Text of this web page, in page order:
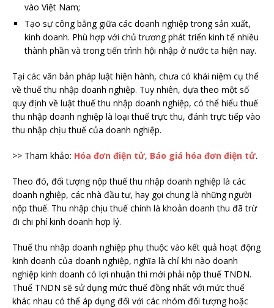
vào Việt Nam;
Tạo sự công bằng giữa các doanh nghiệp trong sản xuất,
kinh doanh. Phù hợp với chủ trương phát triển kinh tế nhiều
thành phần và trong tiến trình hội nhập ở nước ta hiện nay.
Tại các văn bản pháp luật hiện hành, chưa có khái niệm cụ thể
về thuế thu nhập doanh nghiệp. Tuy nhiên, dựa theo một số
quy định về luật thuế thu nhập doanh nghiệp, có thể hiểu thuế
thu nhập doanh nghiệp là loại thuế trực thu, đánh trực tiếp vào
thu nhập chịu thuế của doanh nghiệp.
>> Tham khảo: Hóa đơn điện tử, Báo giá hóa đơn điện tử.
Theo đó, đối tượng nộp thuế thu nhập doanh nghiệp là các
doanh nghiệp, các nhà đầu tư, hay gọi chung là những người
nộp thuế. Thu nhập chịu thuế chính là khoản doanh thu đã trừ
đi chi phí kinh doanh hợp lý.
Thuế thu nhập doanh nghiệp phụ thuộc vào kết quả hoạt động
kinh doanh của doanh nghiệp, nghĩa là chỉ khi nào doanh
nghiệp kinh doanh có lợi nhuận thì mới phải nộp thuế TNDN.
Thuế TNDN sẽ sử dụng mức thuế đồng nhất với mức thuế
khác nhau có thể áp dụng đối với các nhóm đối tượng hoặc